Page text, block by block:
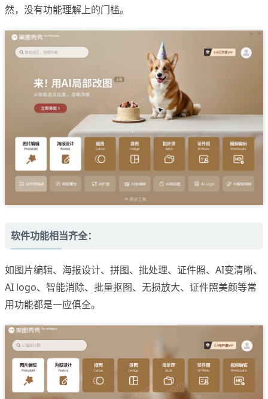
然，没有功能理解上的门槛。
软件功能相当齐全：
如图片编辑、海报设计、拼图、批处理、证件照、AI变清晰、
AI logo、智能消除、批量抠图、无损放大、证件照美颜等常
用功能都是一应俱全。